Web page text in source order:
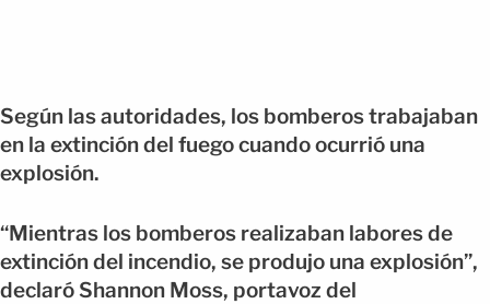
Según las autoridades, los bomberos trabajaban
en la extinción del fuego cuando ocurrió una
explosión.
“Mientras los bomberos realizaban labores de
extinción del incendio, se produjo una explosión”,
declaró Shannon Moss, portavoz del